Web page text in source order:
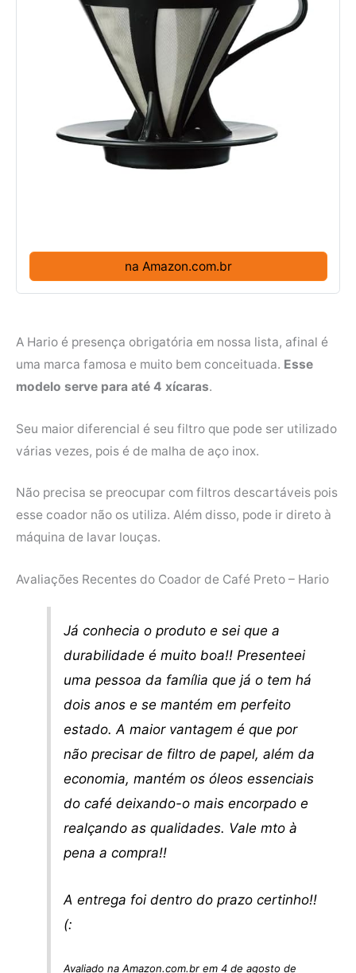
na Amazon.com.br
A Hario é presença obrigatória em nossa lista, afinal é
uma marca famosa e muito bem conceituada. Esse
modelo serve para até 4 xícaras.
Seu maior diferencial é seu filtro que pode ser utilizado
várias vezes, pois é de malha de aço inox.
Não precisa se preocupar com filtros descartáveis pois
esse coador não os utiliza. Além disso, pode ir direto à
máquina de lavar louças.
Avaliações Recentes do Coador de Café Preto – Hario
Já conhecia o produto e sei que a
durabilidade é muito boa!! Presenteei
uma pessoa da família que já o tem há
dois anos e se mantém em perfeito
estado. A maior vantagem é que por
não precisar de filtro de papel, além da
economia, mantém os óleos essenciais
do café deixando-o mais encorpado e
realçando as qualidades. Vale mto à
pena a compra!!
A entrega foi dentro do prazo certinho!!
(:
Avaliado na Amazon.com.br em 4 de agosto de